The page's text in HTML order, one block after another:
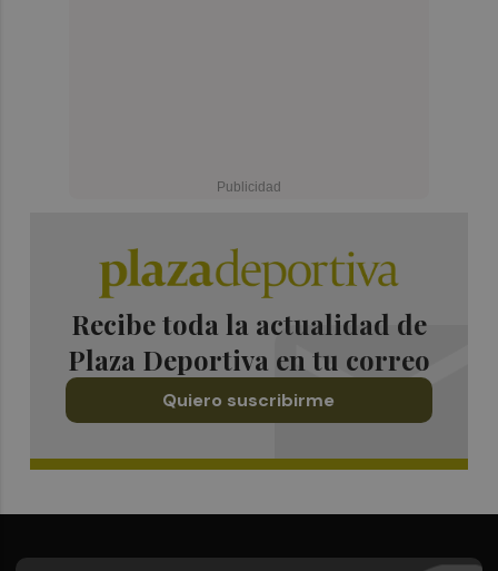
Recibe toda la actualidad de
Plaza Deportiva en tu correo
Quiero suscribirme